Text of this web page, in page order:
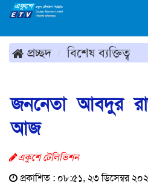
প্রচ্ছদ বিশেষ ব্যক্তিত্ব
জননেতা আবদুর
আজ
একুশে টেলিভিশন
প্রকাশিত : ০৮:৫১, ২৩ ডিসেম্বর